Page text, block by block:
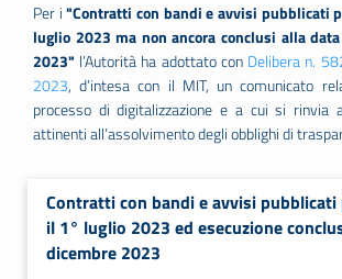
Per i"Contratti con bandi e avvisi pubblicati
luglio 2023 ma non ancora conclusi alla
2023" l’Autorità ha adottato con Delibera n.
2023, d’intesa con il MIT, un comunicato
processo di digitalizzazione e a cui si rinvia
attinenti all’assolvimento degli obblighi di
Contratti con bandi e avvisi pubblicati
il 1° luglio 2023 ed esecuzione
dicembre 2023